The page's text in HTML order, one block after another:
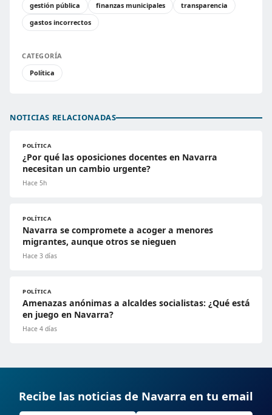
gestión pública
finanzas municipales
transparencia
gastos incorrectos
CATEGORÍA
Política
NOTICIAS RELACIONADAS
POLÍTICA
¿Por qué las oposiciones docentes en Navarra
necesitan un cambio urgente?
Hace 5h
POLÍTICA
Navarra se compromete a acoger a menores
migrantes, aunque otros se nieguen
Hace 3 días
POLÍTICA
Amenazas anónimas a alcaldes socialistas: ¿Qué está
en juego en Navarra?
Hace 4 días
Recibe las noticias de Navarra en tu email